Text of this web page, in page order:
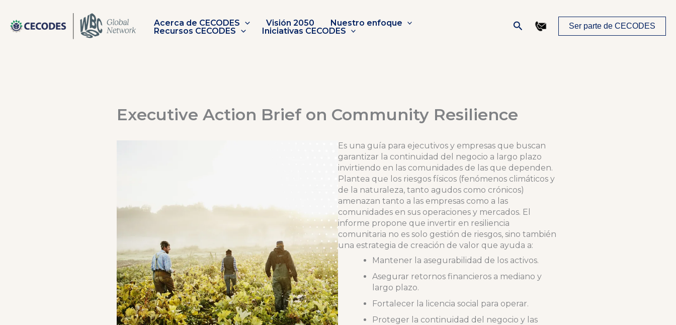
contenido
Acerca de CECODES Visión 2050
Nuestro enfoque
Recursos CECODES
Iniciativas CECODES Buscar Ser parte de CECODES
Executive Action Brief on Community Resilience
Es una guía para ejecutivos y empresas que buscan
garantizar la continuidad del negocio a largo plazo
invirtiendo en las comunidades de las que dependen.
Plantea que los riesgos físicos (fenómenos climáticos y
de la naturaleza, tanto agudos como crónicos)
amenazan tanto a las empresas como a las
comunidades en sus operaciones y mercados. El
informe propone que invertir en resiliencia
comunitaria no es solo gestión de riesgos, sino también
una estrategia de creación de valor que ayuda a:
Mantener la asegurabilidad de los activos.
Asegurar retornos financieros a mediano y
largo plazo.
Fortalecer la licencia social para operar.
Proteger la continuidad del negocio y las